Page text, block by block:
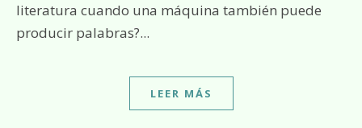
literatura cuando una máquina también puede
producir palabras?...
LEER MÁS